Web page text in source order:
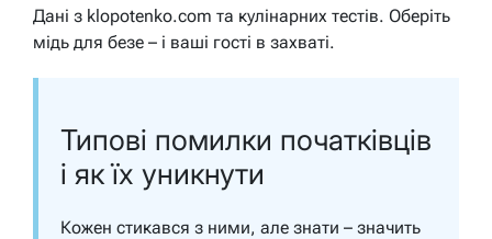
Дані з klopotenko.com та кулінарних тестів. Оберіть
мідь для безе – і ваші гості в захваті.
Типові помилки початківців
і як їх уникнути
Кожен стикався з ними, але знати – значить